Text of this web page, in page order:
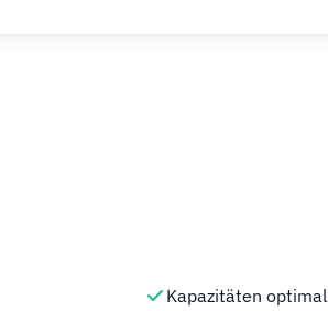
Kapazitäten optimal